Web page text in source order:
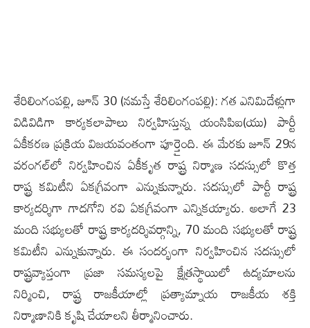
శేరిలింగంప‌ల్లి, జూన్ 30 (న‌మ‌స్తే శేరిలింగంప‌ల్లి): గత ఎనిమిదేళ్లుగా
విడివిడిగా కార్యకలాపాలు నిర్వహిస్తున్న యంసిపిఐ(యు) పార్టీ
ఏకీకరణ ప్రక్రియ విజయవంతంగా పూర్తైంది. ఈ మేరకు జూన్ 29న
వరంగల్‌లో నిర్వహించిన ఏకీకృత రాష్ట్ర నిర్మాణ సదస్సులో కొత్త
రాష్ట్ర కమిటీని ఏకగ్రీవంగా ఎన్నుకున్నారు. సదస్సులో పార్టీ రాష్ట్ర
కార్యదర్శిగా గాదగోని రవి ఏకగ్రీవంగా ఎన్నికయ్యారు. అలాగే 23
మంది సభ్యులతో రాష్ట్ర కార్యదర్శివర్గాన్ని, 70 మంది సభ్యులతో రాష్ట్ర
కమిటీని ఎన్నుకున్నారు. ఈ సందర్భంగా నిర్వహించిన సదస్సులో
రాష్ట్రవ్యాప్తంగా ప్రజా సమస్యలపై క్షేత్రస్థాయిలో ఉద్యమాలను
నిర్మించి, రాష్ట్ర రాజకీయాల్లో ప్రత్యామ్నాయ రాజకీయ శక్తి
నిర్మాణానికి కృషి చేయాలని తీర్మానించారు.